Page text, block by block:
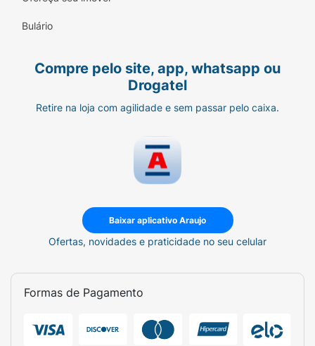
Bulário
Compre pelo site, app, whatsapp ou
Drogatel
Retire na loja com agilidade e sem passar pelo caixa.
Baixar aplicativo Araujo
Ofertas, novidades e praticidade no seu celular
Formas de Pagamento